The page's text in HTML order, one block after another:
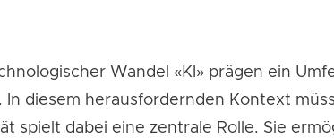
Wandel «KI» prägen ein
diesem herausfordernden Kontext
spielt dabei eine zentrale Rolle. Sie